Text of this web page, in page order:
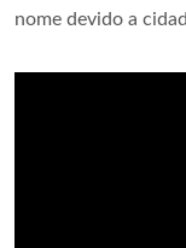
nome devido a